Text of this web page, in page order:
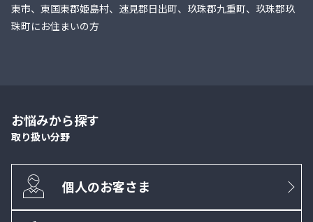
東市、東国東郡姫島村、速見郡日出町、玖珠郡九重町、玖珠郡玖
珠町にお住まいの方
お悩みから探す
取り扱い分野
個人のお客さま